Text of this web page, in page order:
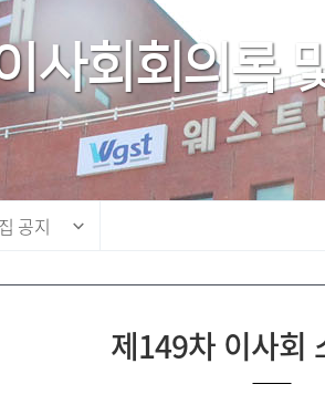
사회회의록
공지
제149차 이사회